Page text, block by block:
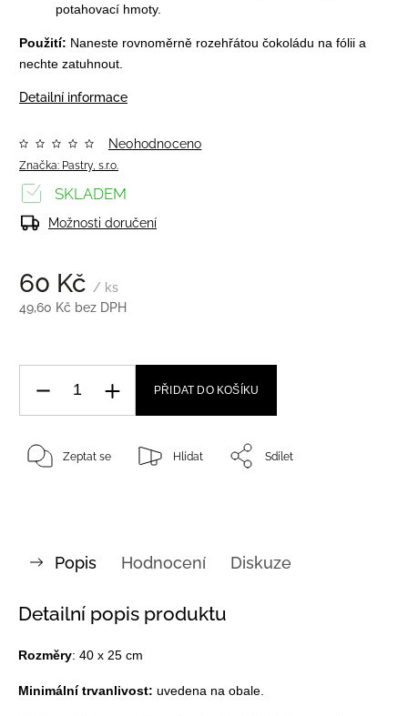
potahovací hmoty.
Použití: Naneste rovnoměrně rozehřátou čokoládu na fólii a
nechte zatuhnout.
Detailní informace
Značka: Pastry, s.r.o.
Neohodnoceno
60 Kč / ks
49,60 Kč bez DPH
SKLADEM
Možnosti doručení
PŘIDAT DO KOŠÍKU
Zeptat se Hlídat Sdílet
Popis Hodnocení Diskuze
Detailní popis produktu
Rozměry: 40 x 25 cm
Minimální trvanlivost: uvedena na obale.